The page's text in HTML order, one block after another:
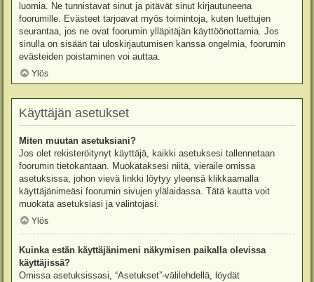
luomia. Ne tunnistavat sinut ja pitävät sinut kirjautuneena
foorumille. Evästeet tarjoavat myös toimintoja, kuten luettujen
seurantaa, jos ne ovat foorumin ylläpitäjän käyttöönottamia. Jos
sinulla on sisään tai uloskirjautumisen kanssa ongelmia, foorumin
evästeiden poistaminen voi auttaa.
Ylös
Käyttäjän asetukset
Miten muutan asetuksiani?
Jos olet rekisteröitynyt käyttäjä, kaikki asetuksesi tallennetaan
foorumin tietokantaan. Muokataksesi niitä, vieraile omissa
asetuksissa, johon vievä linkki löytyy yleensä klikkaamalla
käyttäjänimeäsi foorumin sivujen ylälaidassa. Tätä kautta voit
muokata asetuksiasi ja valintojasi.
Ylös
Kuinka estän käyttäjänimeni näkymisen paikalla olevissa
käyttäjissä?
Omissa asetuksissasi, “Asetukset”-välilehdellä, löydät